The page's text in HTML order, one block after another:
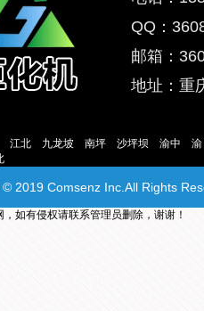
QQ：
邮箱：
地址：重
江北 九龙坡 南坪 沙坪坝 渝中
渝
© 2019 Comsenz Inc.All Rights
如有侵权请联系管理员删除，谢谢！